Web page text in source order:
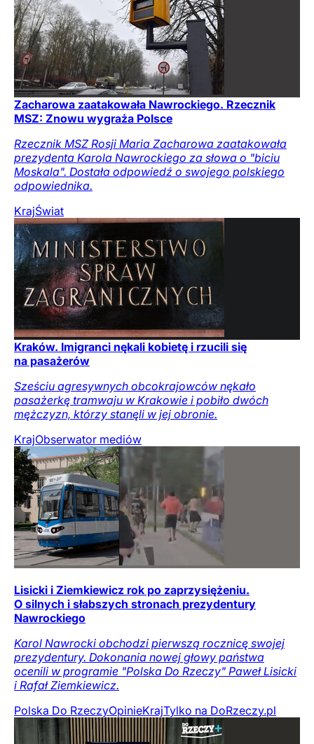
Zacharowa zaatakowała Nawrockiego. Rzecznik
MSZ: Znowu wygraża Polsce
Rzecznik MSZ Rosji Maria Zacharowa zaatakowała
prezydenta Karola Nawrockiego za słowa o "biciu
Moskala". Dostała odpowiedź o swojego polskiego
odpowiednika.
KrajŚwiat
Kraków. Imigranci nękali kobietę i rzucili się
na pasażerów
Sześciu agresywnych obcokrajowców nękało
pasażerkę tramwaju w Krakowie i pobiło dwóch
mężczyzn, którzy stanęli w jej obronie.
KrajObserwator mediów
Lisicki i Ziemkiewicz rok po zaprzysiężeniu.
O silnych i słabszych stronach prezydentury
Nawrockiego
Karol Nawrocki obchodzi pierwszą rocznicę swojej
prezydentury. Dokonania nowej głowy państwa
ocenili w programie "Polska Do Rzeczy" Paweł Lisicki
i Rafał Ziemkiewicz.
Polska Do RzeczyOpinieKrajTylko na DoRzeczy.pl